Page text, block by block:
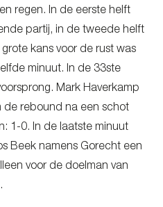
regen. In de eerste helft
partij, in de tweede helft
kans voor de rust was
minuut. In de 33ste
Mark Haverkamp
de rebound na een schot
1-0. In de laatste minuut
Beek namens Gorecht een
voor de doelman van